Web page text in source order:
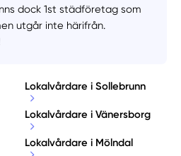
dock 1st städföretag som
utgår inte härifrån.
Lokalvårdare i Sollebrunn
Lokalvårdare i Vänersborg
Lokalvårdare i Mölndal